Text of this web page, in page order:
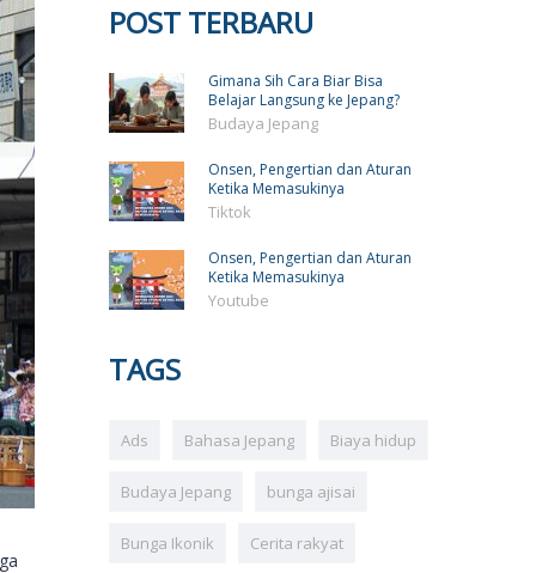
POST TERBARU
Gimana Sih Cara Biar Bisa
Belajar Langsung ke Jepang?
Budaya Jepang
Onsen, Pengertian dan Aturan
Ketika Memasukinya
Tiktok
Onsen, Pengertian dan Aturan
Ketika Memasukinya
Youtube
TAGS
Ads Bahasa Jepang Biaya hidup
Budaya Jepang bunga ajisai
Bunga Ikonik Cerita rakyat